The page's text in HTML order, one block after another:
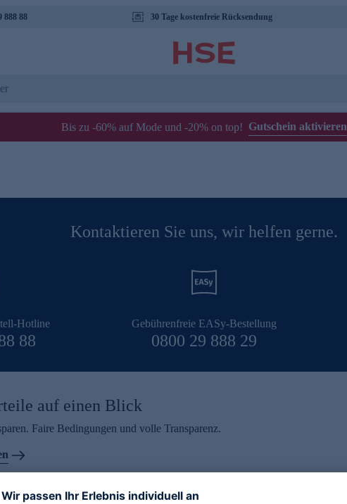
888 88 30 Tage kostenfreie Rücksendung
Bis zu -60% auf Mode und -20% on top! Gutschein aktivieren
Kontaktieren Sie uns, wir helfen gerne.
Hotline
88
Gebührenfreie EASy-Bestellung
0800 29 888 29
auf einen Blick
Faire Bedingungen und volle Transparenz.